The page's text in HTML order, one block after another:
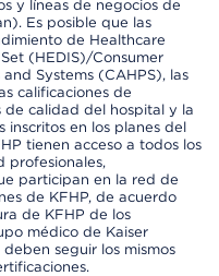
y líneas de negocios de
Es posible que las
de Healthcare
(HEDIS)/Consumer
Systems (CAHPS), las
calificaciones de
calidad del hospital y la
inscritos en los planes del
tienen acceso a todos los
profesionales,
participan en la red de
de KFHP, de acuerdo
de KFHP de los
médico de Kaiser
seguir los mismos